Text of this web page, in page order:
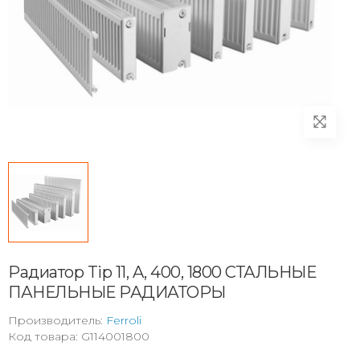
Радиатор Tip 11, A, 400, 1800 СТАЛЬНЫЕ
ПАНЕЛЬНЫЕ РАДИАТОРЫ
Производитель: Ferroli
Код товара: G114001800